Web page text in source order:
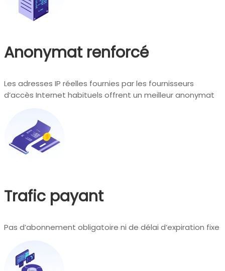
Anonymat renforcé
Les adresses IP réelles fournies par les fournisseurs
d’accès Internet habituels offrent un meilleur anonymat
Trafic payant
Pas d’abonnement obligatoire ni de délai d’expiration fixe